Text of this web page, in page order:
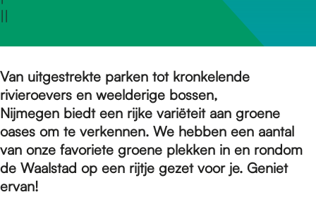
o
m
e
p
||
Van uitgestrekte parken tot kronkelende
rivieroevers en weelderige bossen,
Nijmegen biedt een rijke variëteit aan groene
oases om te verkennen. We hebben een aantal
van onze favoriete groene plekken in en rondom
de Waalstad op een rijtje gezet voor je. Geniet
ervan!